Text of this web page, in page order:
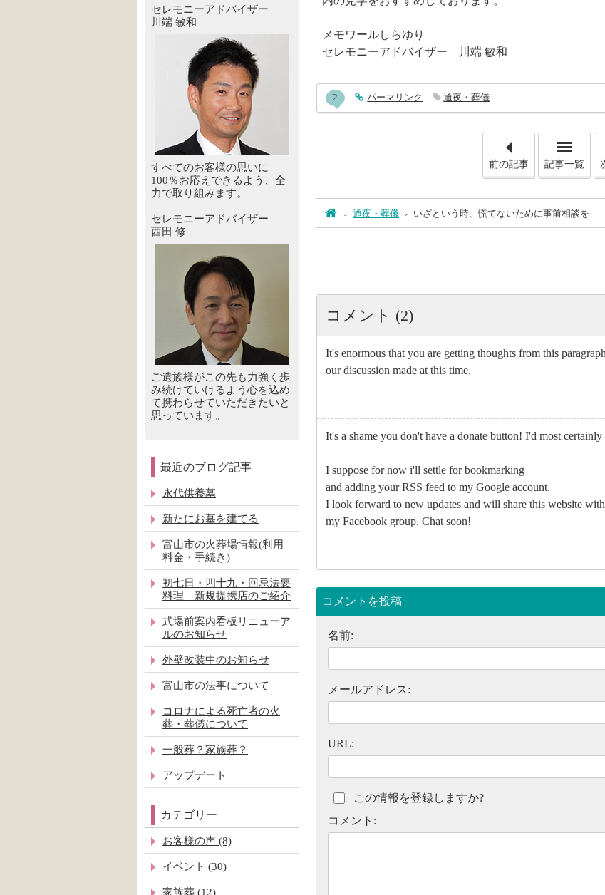
メモワールしらゆり
セレモニーアドバイザー 川端 敏和
entry547コメント
2 entry547
パーマリンク 通夜・葬儀
前の記事 記事一覧
ホーム
通夜・葬儀 いざという時、慌てないために事前相談を
コメント (2)
It's enormous that you are getting thoughts from this
our discussion made at this time.
It's a shame you don't have a donate button! I'd most
I suppose for now i'll settle for bookmarking
and adding your RSS feed to my Google account.
I look forward to new updates and will share this website with
my Facebook group. Chat soon!
コメントを投稿
名前:
メールアドレス:
URL:
この情報を登録しますか?
コメント:
セレモニーアドバイザー
川端 敏和
すべてのお客様の思いに
100％お応えできるよう、全
力で取り組みます。
セレモニーアドバイザー
西田 修
ご遺族様がこの先も力強く歩
み続けていけるよう心を込め
て携わらせていただきたいと
思っています。
最近のブログ記事
永代供養墓
新たにお墓を建てる
富山市の火葬場情報(利用
料金・手続き)
初七日・四十九・回忌法要
料理 新規提携店のご紹介
式場前案内看板リニューア
ルのお知らせ
外壁改装中のお知らせ
富山市の法事について
コロナによる死亡者の火
葬・葬儀について
一般葬？家族葬？
アップデート
カテゴリー
お客様の声 (8)
イベント (30)
家族葬 (12)